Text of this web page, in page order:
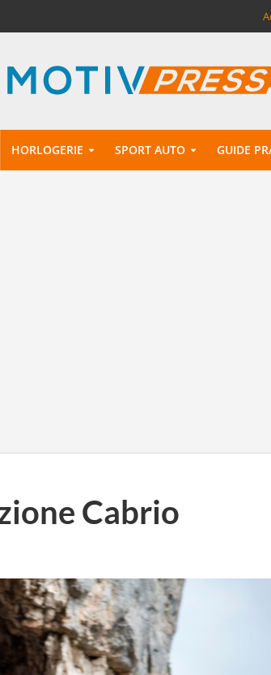
HORLOGERIE SPORT AUTO GUIDE
Cabrio